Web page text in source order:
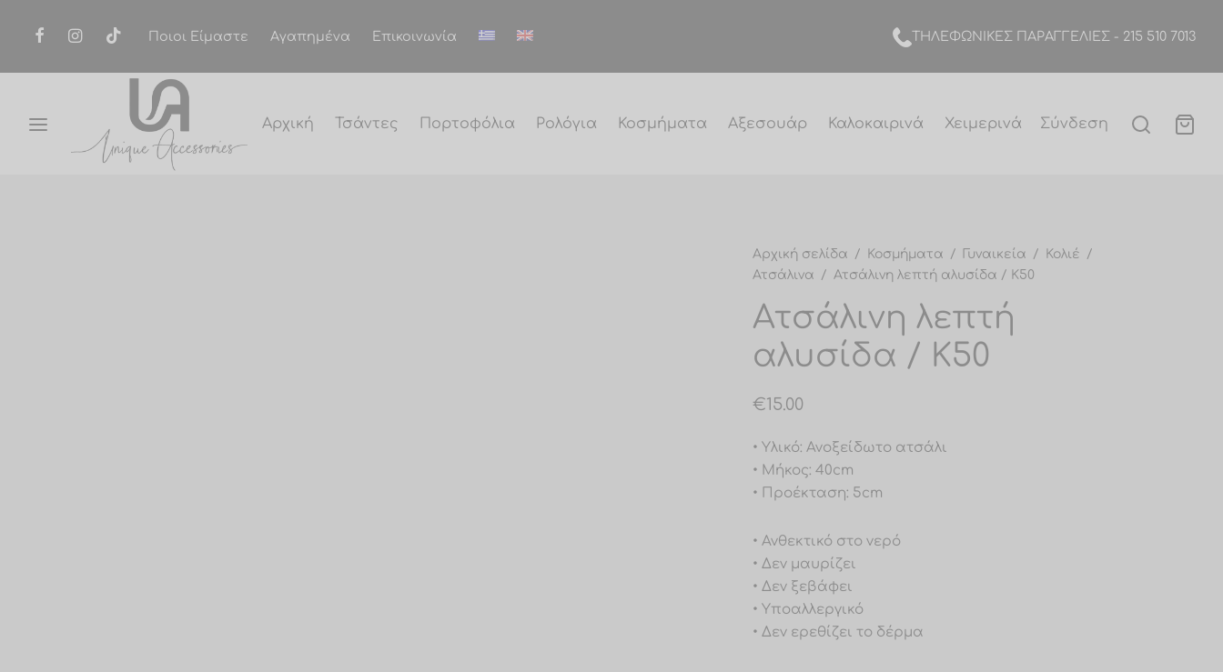
Ποιοι Είμαστε Αγαπημένα Επικοινωνία TΗΛΕΦΩΝΙΚΕΣ ΠΑΡΑΓΓΕΛΙΕΣ - 215 510 7013
Αρχική Τσάντες Πορτοφόλια Ρολόγια Κοσμήματα Αξεσουάρ Καλοκαιρινά Χειμερινά Σύνδεση
Αρχική σελίδα / Κοσμήματα / Γυναικεία / Κολιέ /
Ατσάλινα / Ατσάλινη λεπτή αλυσίδα / Κ50
Ατσάλινη λεπτή
αλυσίδα / Κ50
€15.00
• Υλικό: Ανοξείδωτο ατσάλι
• Μήκος: 40cm
• Προέκταση: 5cm
• Ανθεκτικό στο νερό
• Δεν μαυρίζει
• Δεν ξεβάφει
• Υποαλλεργικό
• Δεν ερεθίζει το δέρμα